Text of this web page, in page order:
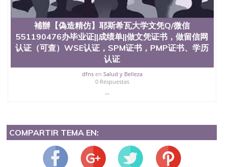
補辦【偽造精仿】耶斯希瓦大学文凭Q/微信
551190476办毕业证||成绩单||做文凭证书，做留信网
认证（可查）WSE认证，SPM证书，PMP证书、学历
认证
dfnsen Salud y Belleza
0 Respuestas
...
COMPARTIR TEMA EN: